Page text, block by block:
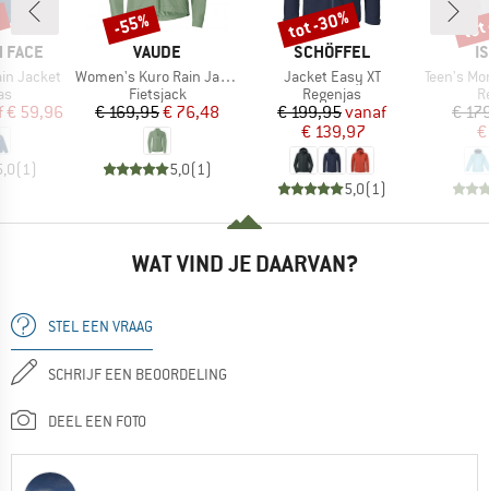
FACE
Jacket
prijs
€ 59,96
(1)
MERK
VAUDE
Artikel
Women's Kuro Rain Jacket
Productgroep
Fietsjack
Prijs
€ 169,95Verlaagde prijs
€ 76,48
5,0(1)
Korting
-55%
MERK
SCHÖFFEL
Artikel
Jacket Easy XT
Productgroep
Regenjas
Prijs
€ 199,95Verlaagde prijs
vanaf
€ 139,97
5,0(1)
Korting
tot -30%
Artikel
Teen's
€
WAT VIND JE DAARVAN?
STEL EEN VRAAG
SCHRIJF EEN BEOORDELING
DEEL EEN FOTO